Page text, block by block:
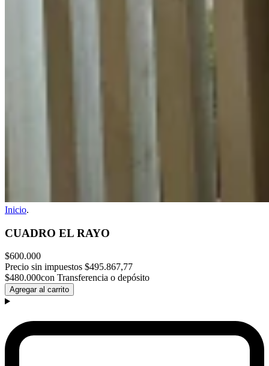
Inicio.
CUADRO EL RAYO
$600.000
Precio sin impuestos $495.867,77
$480.000con Transferencia o depósito
Agregar al carrito